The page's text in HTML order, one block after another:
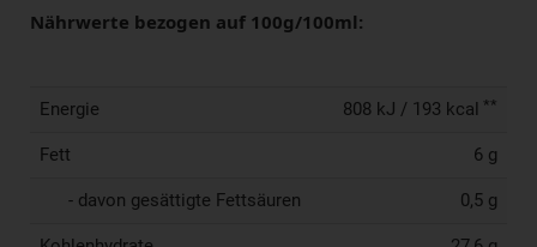
Nährwerte bezogen auf 100g/100ml:
Energie 808 kJ / 193 kcal **
Fett 6 g
- davon gesättigte Fettsäuren 0,5 g